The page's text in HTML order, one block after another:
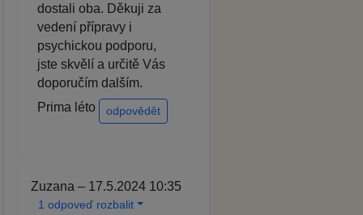
dostali oba. Děkuji za
vedení přípravy i
psychickou podporu,
jste skvělí a určitě Vás
doporučím dalším.
Prima léto
odpovědět
Zuzana – 17.5.2024 10:35
1 odpoveď rozbalit